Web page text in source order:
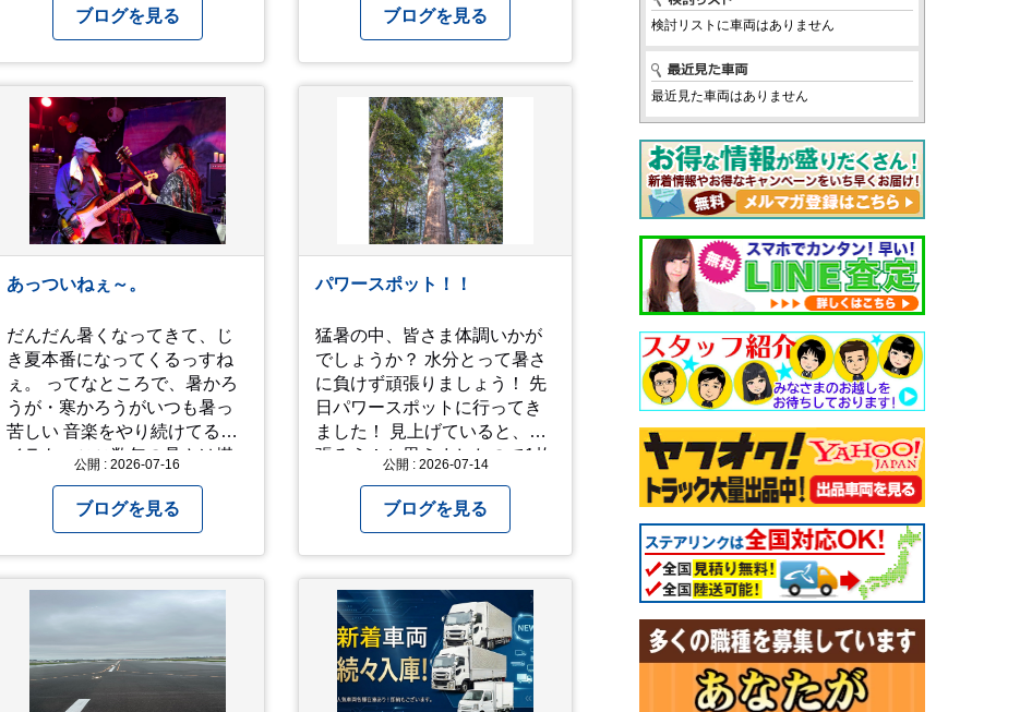
いっきり水遊びをさせまし
た。 2人でびしょ濡れになり
ながら沢山遊んでくれまし
た。 さて、来年の猛暑はどう
乗り越えるかまた模索してみ
ようと思います。
ブログを見る
https://www.steerlink.co.jp/truckinfo/live/
ブログを見る
あっついねぇ～。
だんだん暑くなってきて、じ
き夏本番になってくるっすね
ぇ。 ってなところで、暑かろ
うが・寒かろうがいつも暑っ
苦しい 音楽をやり続けてるオ
イラも、ここ数年の暑さは堪
は写真と動画上げときます。
昨年秋に、娘とのユニットで
「人間椅子」のカバーバンド
「人間イヌ」のライブ画像＆
しており、娘のファンからも
アップしてくれと たくさんお
願いされてやす。本人から
「メッ！」とされているので
公開 : 2026-07-16
ブログを見る
パワースポット！！
猛暑の中、皆さま体調いかが
でしょうか？ 水分とって暑さ
に負けず頑張りましょう！ 先
日パワースポットに行ってき
ました！ 見上げていると、頑
張ろう！と思えましたので1枚
公開 : 2026-07-14
ブログを見る
検討リストに車両はありません
最近見た車両はありません